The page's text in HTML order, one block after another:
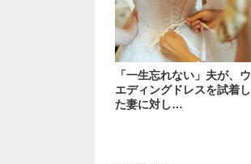
「一生忘れない」夫が、ウ
エディングドレスを試着し
た妻に対し…